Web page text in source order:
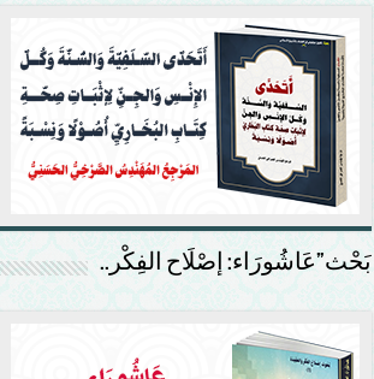
بَحْث”عَاشُورَاء: إصْلَاح الفِكْر..